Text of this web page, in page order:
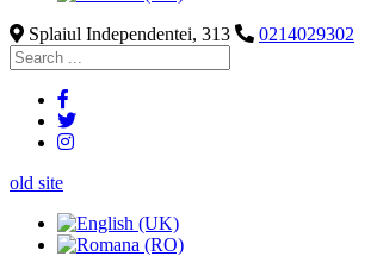
Splaiul Independentei, 313 0214029302
old site